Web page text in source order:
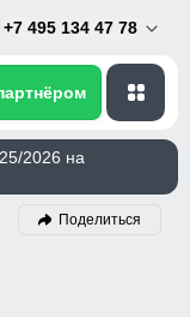
+7 495 134 47 78
2026 на
Поделиться